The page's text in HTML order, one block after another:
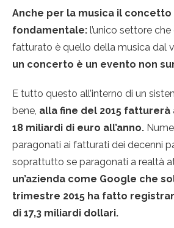
Anche per la musica il
fondamentale: l’unico settore
fatturato è quello della musica dal
un concerto è un evento non
E tutto questo all’interno di un
bene, alla fine del 2015
18 miliardi di euro all’anno.
paragonati ai fatturati dei decenni
soprattutto se paragonati a realtà
un’azienda come Google che
trimestre 2015 ha fatto
di 17,3 miliardi dollari.